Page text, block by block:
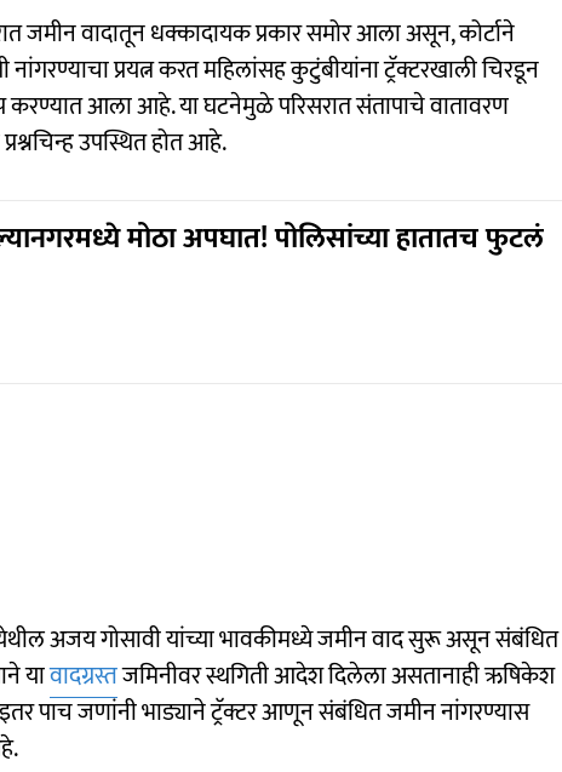
जमीन वादातून धक्कादायक प्रकार समोर आला असून, कोर्टाने
प्रयत्न करत महिलांसह कुटुंबीयांना ट्रॅक्टरखाली चिरडून
करण्यात आला आहे. या घटनेमुळे परिसरात संतापाचे वातावरण
उपस्थित होत आहे.
मोठा अपघात! पोलिसांच्या हातातच फुटलं
अजय गोसावी यांच्या भावकीमध्ये जमीन वाद सुरू असून संबंधित
यावादग्रस्तजमिनीवर स्थगिती आदेश दिलेला असतानाही ऋषिकेश
पाच जणांनी भाड्याने ट्रॅक्टर आणून संबंधित जमीन नांगरण्यास